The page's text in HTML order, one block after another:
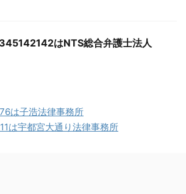
はNTS総合弁護士法人
は子浩法律事務所
は宇都宮大通り法律事務所